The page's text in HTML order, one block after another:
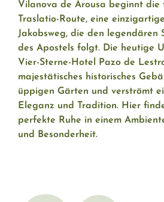
Vilanova de Arousa beginnt die
Traslatio-Route, eine
Jakobsweg, die den legendären
des Apostels folgt. Die heutige
Vier-Sterne-Hotel Pazo de
majestätisches historisches
üppigen Gärten und verströmt
Eleganz und Tradition. Hier
perfekte Ruhe in einem
und Besonderheit.